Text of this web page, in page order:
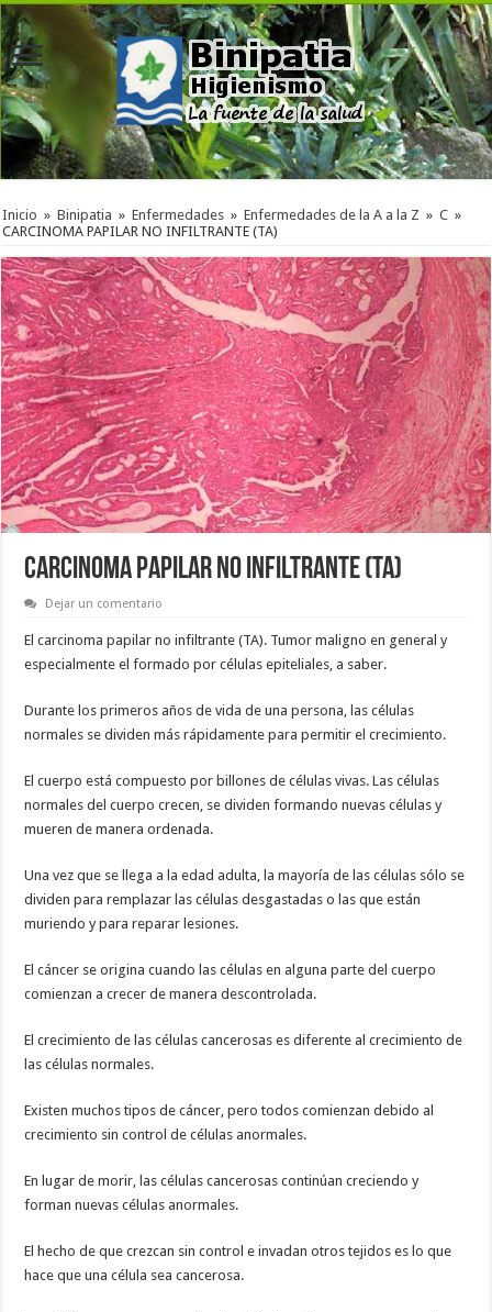
Inicio » Binipatia » Enfermedades » Enfermedades de la A a la Z » C »
CARCINOMA PAPILAR NO INFILTRANTE (TA)
CARCINOMA PAPILAR NO INFILTRANTE (TA)
Dejar un comentario
El carcinoma papilar no infiltrante (TA). Tumor maligno en general y
especialmente el formado por células epiteliales, a saber.
Durante los primeros años de vida de una persona, las células
normales se dividen más rápidamente para permitir el crecimiento.
El cuerpo está compuesto por billones de células vivas. Las células
normales del cuerpo crecen, se dividen formando nuevas células y
mueren de manera ordenada.
Una vez que se llega a la edad adulta, la mayoría de las células sólo se
dividen para remplazar las células desgastadas o las que están
muriendo y para reparar lesiones.
El cáncer se origina cuando las células en alguna parte del cuerpo
comienzan a crecer de manera descontrolada.
El crecimiento de las células cancerosas es diferente al crecimiento de
las células normales.
Existen muchos tipos de cáncer, pero todos comienzan debido al
crecimiento sin control de células anormales.
En lugar de morir, las células cancerosas continúan creciendo y
forman nuevas células anormales.
El hecho de que crezcan sin control e invadan otros tejidos es lo que
hace que una célula sea cancerosa.